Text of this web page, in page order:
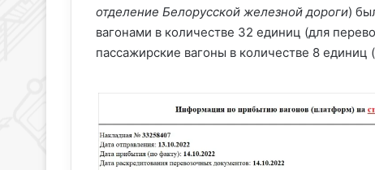
отделение Белорусской железной дороги)
вагонами в количестве 32 единиц (для
пассажирские вагоны в количестве 8 единиц